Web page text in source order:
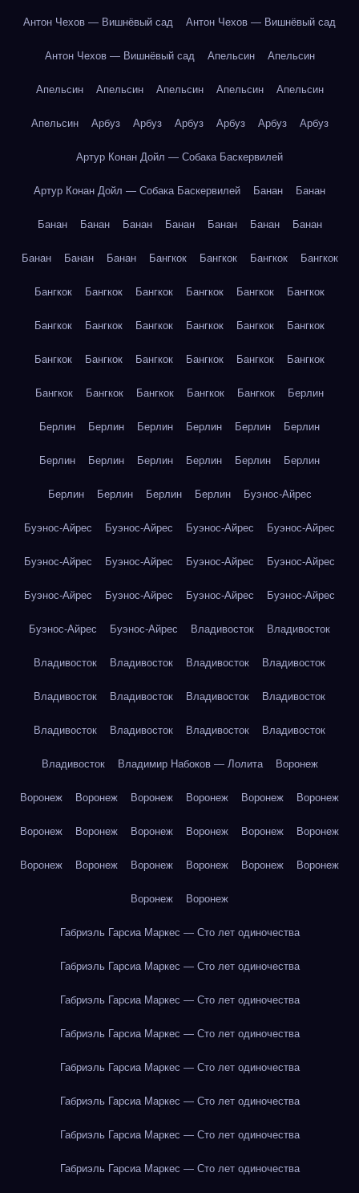
Антон Чехов — Вишнёвый сад Антон Чехов — Вишнёвый сад
Антон Чехов — Вишнёвый сад Апельсин Апельсин
Апельсин Апельсин Апельсин Апельсин Апельсин
Апельсин Арбуз Арбуз Арбуз Арбуз Арбуз Арбуз
Артур Конан Дойл — Собака Баскервилей
Артур Конан Дойл — Собака Баскервилей Банан Банан
Банан Банан Банан Банан Банан Банан Банан
Банан Банан Банан Бангкок Бангкок Бангкок Бангкок
Бангкок Бангкок Бангкок Бангкок Бангкок Бангкок
Бангкок Бангкок Бангкок Бангкок Бангкок Бангкок
Бангкок Бангкок Бангкок Бангкок Бангкок Бангкок
Бангкок Бангкок Бангкок Бангкок Бангкок Берлин
Берлин Берлин Берлин Берлин Берлин Берлин
Берлин Берлин Берлин Берлин Берлин Берлин
Берлин Берлин Берлин Берлин Буэнос-Айрес
Буэнос-Айрес Буэнос-Айрес Буэнос-Айрес Буэнос-Айрес
Буэнос-Айрес Буэнос-Айрес Буэнос-Айрес Буэнос-Айрес
Буэнос-Айрес Буэнос-Айрес Буэнос-Айрес Буэнос-Айрес
Буэнос-Айрес Буэнос-Айрес Владивосток Владивосток
Владивосток Владивосток Владивосток Владивосток
Владивосток Владивосток Владивосток Владивосток
Владивосток Владивосток Владивосток Владивосток
Владивосток Владимир Набоков — Лолита Воронеж
Воронеж Воронеж Воронеж Воронеж Воронеж Воронеж
Воронеж Воронеж Воронеж Воронеж Воронеж Воронеж
Воронеж Воронеж Воронеж Воронеж Воронеж Воронеж
Воронеж Воронеж
Габриэль Гарсиа Маркес — Сто лет одиночества
Габриэль Гарсиа Маркес — Сто лет одиночества
Габриэль Гарсиа Маркес — Сто лет одиночества
Габриэль Гарсиа Маркес — Сто лет одиночества
Габриэль Гарсиа Маркес — Сто лет одиночества
Габриэль Гарсиа Маркес — Сто лет одиночества
Габриэль Гарсиа Маркес — Сто лет одиночества
Габриэль Гарсиа Маркес — Сто лет одиночества